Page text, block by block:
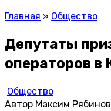
Главная » Общество
Депутаты
операторов в
Общество
Автор Максим Рябинов